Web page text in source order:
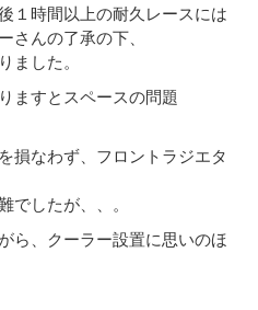
１時間以上の耐久レースには
さんの了承の下、
ました。
ますとスペースの問題
損なわず、フロントラジエタ
でしたが、、。
ら、クーラー設置に思いのほ